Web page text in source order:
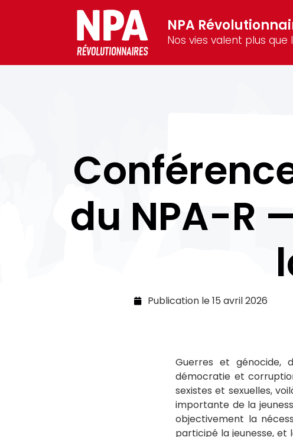
NPA
Nos vies valent plus
du NPA-R
Publication le15 avril 2026
Guerres et génocide,
démocratie et
sexistes et sexuelles,
importante de la
objectivement la
participé la jeunesse,